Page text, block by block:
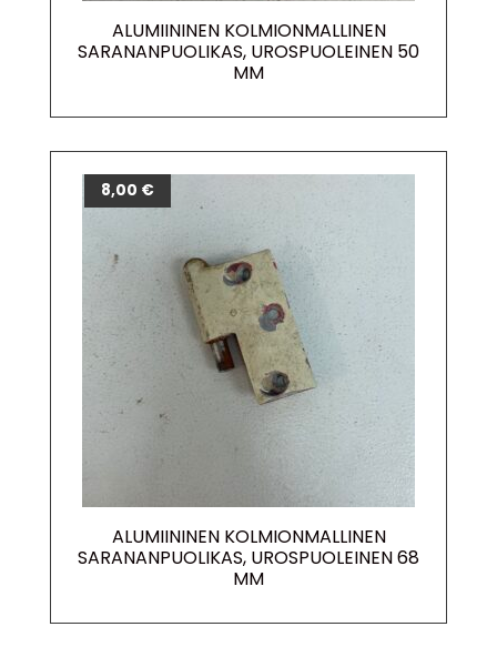
ALUMIININEN KOLMIONMALLINEN
SARANANPUOLIKAS, UROSPUOLEINEN 50
MM
ALUMIININEN KOLMIONMALLINEN
SARANANPUOLIKAS, UROSPUOLEINEN 68
MM
8,00 €